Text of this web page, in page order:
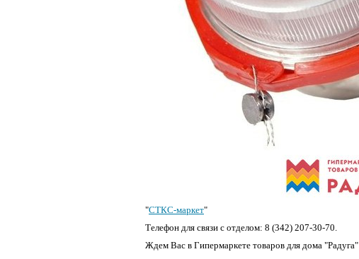
"СТКС-маркет"
Телефон для связи с отделом: 8 (342) 207-30-70.
Ждем Вас в Гипермаркете товаров для дома